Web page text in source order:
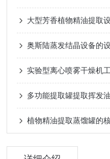
大型芳香植物精油提取
奥斯陆蒸发结晶设备的
实验型离心喷雾干燥机
多功能提取罐提取挥发
植物精油提取蒸馏罐的